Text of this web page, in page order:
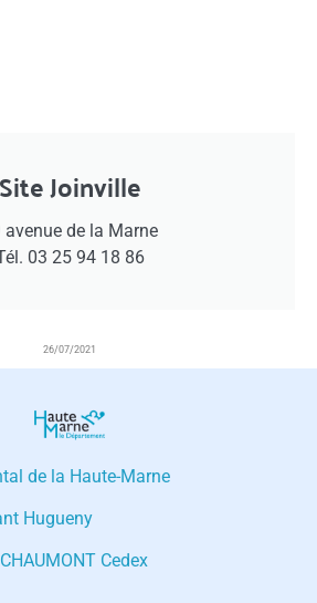
Site Joinville
avenue de la Marne
03 25 94 18 86
26/07/2021
de la Haute-Marne
Hugueny
Cedex